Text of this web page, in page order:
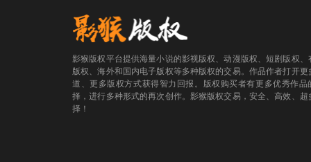
影猴版权平台提供海量小说的影视版权、动漫版权、短剧版权、
版权、海外和国内电子版权等多种版权的交易。作品作者打开更
道、更多版权方式获得智力回报。版权购买者有更多优秀作品
择，进行多种形式的再次创作。影猴版权交易，安全、高效、超
择！